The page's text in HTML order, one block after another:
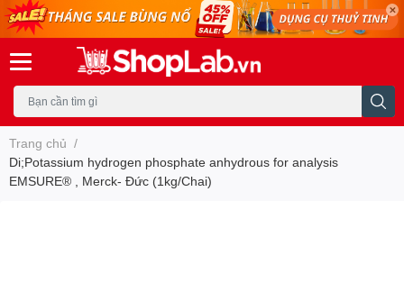
Trang chủ /
Di;Potassium hydrogen phosphate anhydrous for analysis
EMSURE® , Merck- Đức (1kg/Chai)